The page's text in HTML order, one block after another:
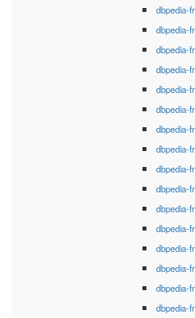
dbpedia-fr
dbpedia-fr
dbpedia-fr
dbpedia-fr
dbpedia-fr
dbpedia-fr
dbpedia-fr
dbpedia-fr
dbpedia-fr
dbpedia-fr
dbpedia-fr
dbpedia-fr
dbpedia-fr
dbpedia-fr
dbpedia-fr
dbpedia-fr